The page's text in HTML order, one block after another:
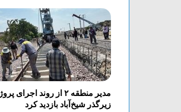
مدیر منطقه ۲ از روند اجرای
زیرگذر شیخ‌آباد بازدید کرد